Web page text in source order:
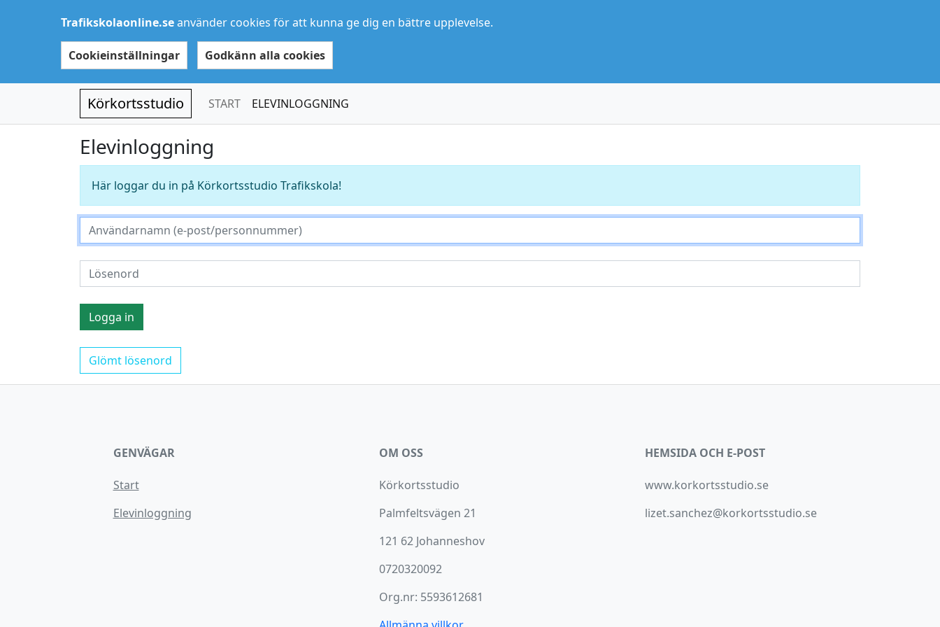
Trafikskolaonline.seanvänder cookies för att kunna ge dig en bättre upplevelse.
Cookieinställningar Godkänn alla cookies
Körkortsstudio START ELEVINLOGGNING
Elevinloggning
Här loggar du in på Körkortsstudio Trafikskola!
Glömt lösenord
GENVÄGAR
Start
Elevinloggning
OM OSS
Körkortsstudio
Palmfeltsvägen 21
121 62 Johanneshov
0720320092
Org.nr: 5593612681
HEMSIDA OCH E-POST
www.korkortsstudio.se
lizet.sanchez@korkortsstudio.se